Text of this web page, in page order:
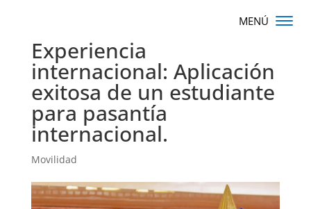
Experiencia
internacional: Aplicación
exitosa de un estudiante
para pasantía
internacional.
Movilidad